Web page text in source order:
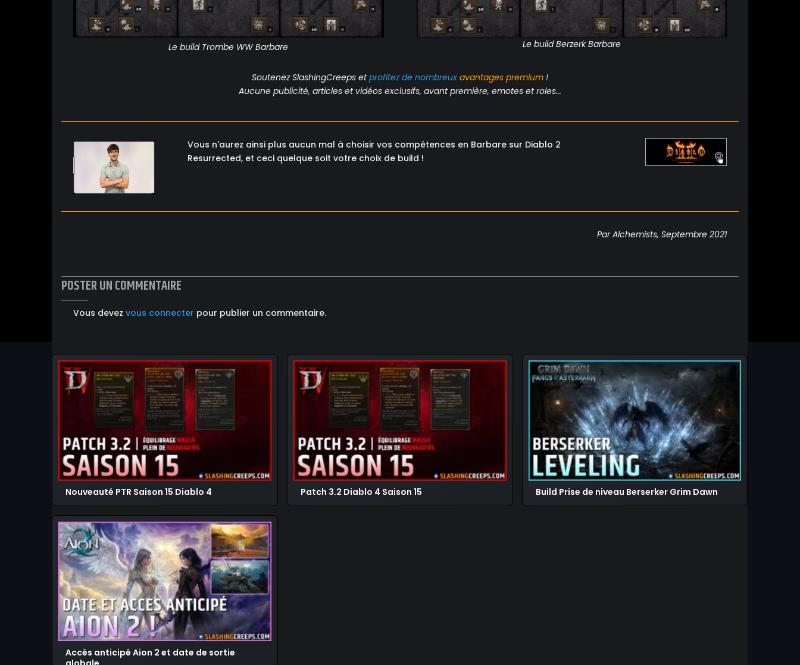
Le build Trombe WW Barbare Le build Berzerk Barbare
Soutenez SlashingCreeps etprofitez de nombreux avantages premium !
Aucune publicité, articles et vidéos exclusifs, avant première, emotes et roles...
Vous n'aurez ainsi plus aucun mal à choisir vos compétences en Barbare sur Diablo 2
Resurrected, et ceci quelque soit votre choix de build !
Par Alchemists, Septembre 2021
POSTER UN COMMENTAIRE
Vous devez vous connecter pour publier un commentaire.
Nouveauté PTR Saison 15 Diablo 4 Patch 3.2 Diablo 4 Saison 15 Build Prise de niveau Berserker Grim Dawn
Accès anticipé Aion 2 et date de sortie